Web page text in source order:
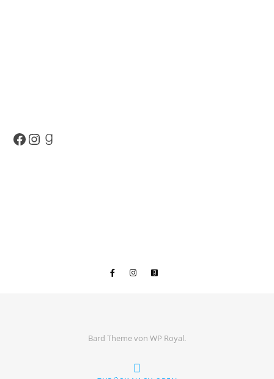
Facebook
Instagram
Goodreads
Bard Theme von WP Royal.